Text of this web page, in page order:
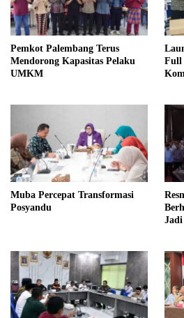
Pemkot Palembang Terus
Mendorong Kapasitas Pelaku
UMKM
Full
Muba Percepat Transformasi
Posyandu